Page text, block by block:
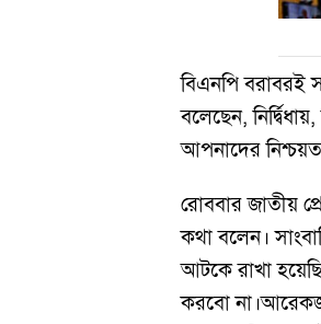
বিএনপি বরাবরই
বলেছেন,
আপনাদের
রোববার জাতীয়
কথা বলেন।
আটকে রাখা
করবো